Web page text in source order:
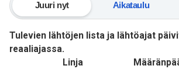
Juuri nyt Aikataulu
Tulevien lähtöjen lista ja lähtöajat
reaaliajassa.
Linja